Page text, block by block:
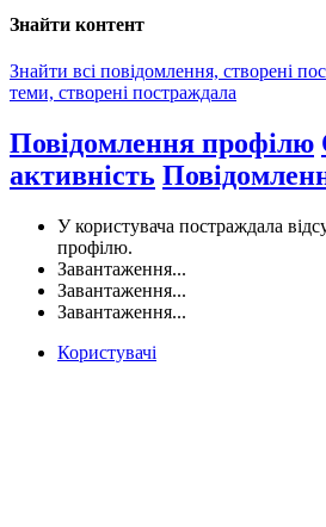
Знайти контент
Знайти всі повідомлення, створені
теми, створені постраждала
Повідомлення профілю
активність
У користувача постраждала
профілю.
Завантаження...
Завантаження...
Завантаження...
Користувачі